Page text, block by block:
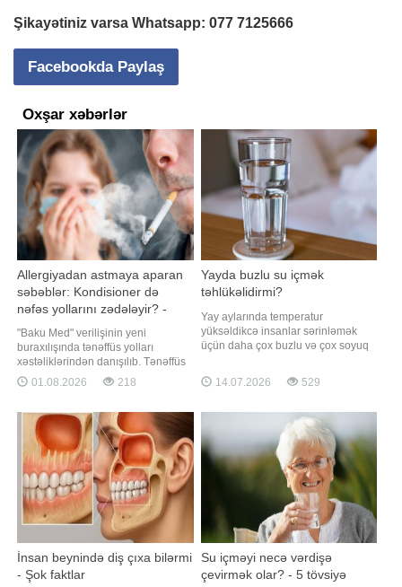
Şikayətiniz varsa Whatsapp: 077 7125666
Facebookda Paylaş
Oxşar xəbərlər
Allergiyadan astmaya aparan
səbəblər: Kondisioner də
nəfəs yollarını zədələyir? -
VİDEO
"Baku Med" verilişinin yeni
buraxılışında tənəffüs yolları
xəstəliklərindən danışılıb. Tənəffüs
yolları xəstəlikləri hansı qruplara
bölünür?. Ən çox rast gəlinən
yolları xəstəliklərinin səbəbləri
nələrdir?. Hava çirkliliyi ağciyərlərə
necə təsir edir?. Siqareti
01.08.2026 218
Yayda buzlu su içmək
təhlükəlidirmi?
Yay aylarında temperatur
yüksəldikcə insanlar sərinləmək
üçün daha çox buzlu və çox soyuq
mütəxəssislər xəbərdarlıq edirlər ki,
həddindən artıq soyuq suyun
mənfi təsir göstərə bilər. Ölkə.az
xəbər verir ki, həkimlərin sözlərinə
görə, çox soyu
14.07.2026 529
İnsan beynində diş çıxa bilərmi
- Şok faktlar
Su içməyi necə vərdişə
çevirmək olar? - 5 tövsiyə